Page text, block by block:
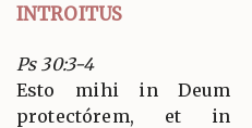
INTROITUS
Ps 30:3-4
Esto mihi in Deum
protectórem, et in